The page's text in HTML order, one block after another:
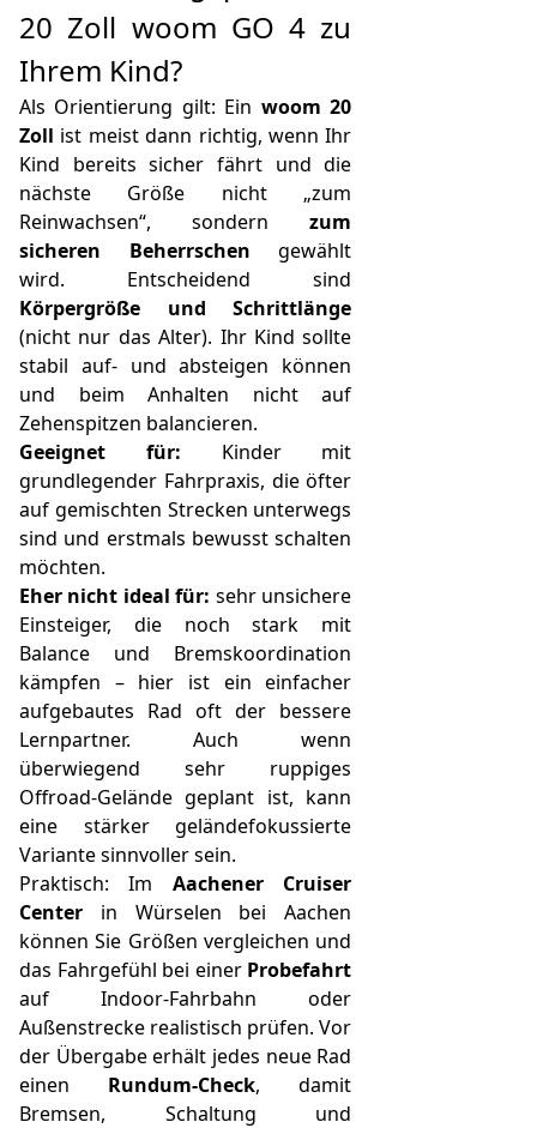
20 Zoll woom GO 4 zu
Ihrem Kind?
Als Orientierung gilt: Ein woom 20
Zoll ist meist dann richtig, wenn Ihr
Kind bereits sicher fährt und die
nächste Größe nicht „zum
Reinwachsen“, sondernzum
sicheren Beherrschen gewählt
wird. Entscheidend sind
Körpergröße und Schrittlänge
(nicht nur das Alter). Ihr Kind sollte
stabil auf- und absteigen können
und beim Anhalten nicht auf
Zehenspitzen balancieren.
Geeignet für: Kinder mit
grundlegender Fahrpraxis, die öfter
auf gemischten Strecken unterwegs
sind und erstmals bewusst schalten
möchten.
Eher nicht ideal für: sehr unsichere
Einsteiger, die noch stark mit
Balance und Bremskoordination
kämpfen – hier ist ein einfacher
aufgebautes Rad oft der bessere
Lernpartner. Auch wenn
überwiegend sehr ruppiges
Offroad-Gelände geplant ist, kann
eine stärker geländefokussierte
Variante sinnvoller sein.
Praktisch: Im Aachener Cruiser
Center in Würselen bei Aachen
können Sie Größen vergleichen und
das Fahrgefühl bei einer Probefahrt
auf Indoor-Fahrbahn oder
Außenstrecke realistisch prüfen. Vor
der Übergabe erhält jedes neue Rad
einen Rundum-Check, damit
Bremsen, Schaltung und